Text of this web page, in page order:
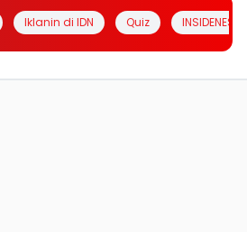
Iklanin di IDN Quiz INSIDENESIA